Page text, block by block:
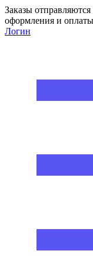
Заказы
оформления и
Логин